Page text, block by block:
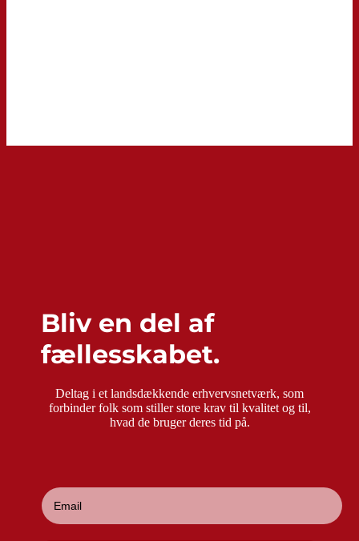
Bliv en del af
fællesskabet.
Deltag i et landsdækkende erhvervsnetværk, som
forbinder folk som stiller store krav til kvalitet og til,
hvad de bruger deres tid på.